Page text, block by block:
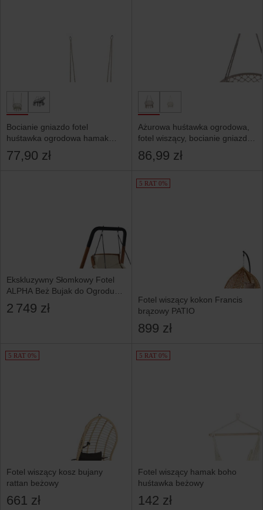
Bocianie gniazdo fotel
huśtawka ogrodowa hamak
boho 2 BG100E ecru
77,90 zł
Ażurowa huśtawka ogrodowa,
fotel wiszący, bocianie gniazdo
150kg beżowy
86,99 zł
Ekskluzywny Słomkowy Fotel
ALPHA Beż Bujak do Ogrodu
Wiszące Krzesło Bujane
2 749 zł
5 RAT 0%
Fotel wiszący kokon Francis
brązowy PATIO
899 zł
5 RAT 0%
Fotel wiszący kosz bujany
rattan beżowy
661 zł
5 RAT 0%
Fotel wiszący hamak boho
huśtawka beżowy
142 zł